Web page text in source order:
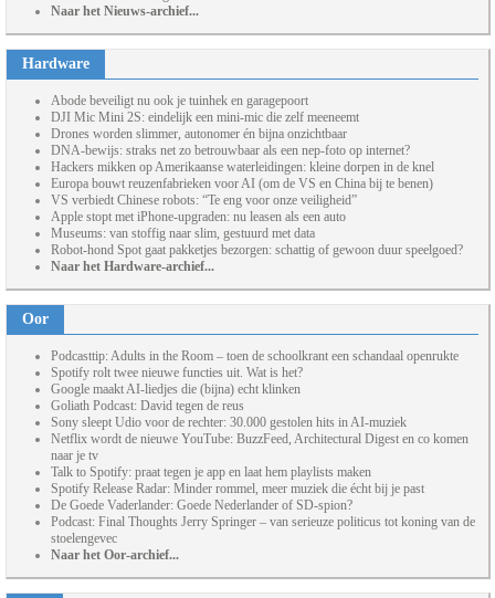
Naar het Nieuws-archief...
Hardware
Abode beveiligt nu ook je tuinhek en garagepoort
DJI Mic Mini 2S: eindelijk een mini-mic die zelf meeneemt
Drones worden slimmer, autonomer én bijna onzichtbaar
DNA-bewijs: straks net zo betrouwbaar als een nep-foto op internet?
Hackers mikken op Amerikaanse waterleidingen: kleine dorpen in de knel
Europa bouwt reuzenfabrieken voor AI (om de VS en China bij te benen)
VS verbiedt Chinese robots: “Te eng voor onze veiligheid”
Apple stopt met iPhone-upgraden: nu leasen als een auto
Museums: van stoffig naar slim, gestuurd met data
Robot-hond Spot gaat pakketjes bezorgen: schattig of gewoon duur speelgoed?
Naar het Hardware-archief...
Oor
Podcasttip: Adults in the Room – toen de schoolkrant een schandaal openrukte
Spotify rolt twee nieuwe functies uit. Wat is het?
Google maakt AI-liedjes die (bijna) echt klinken
Goliath Podcast: David tegen de reus
Sony sleept Udio voor de rechter: 30.000 gestolen hits in AI-muziek
Netflix wordt de nieuwe YouTube: BuzzFeed, Architectural Digest en co komen
naar je tv
Talk to Spotify: praat tegen je app en laat hem playlists maken
Spotify Release Radar: Minder rommel, meer muziek die écht bij je past
De Goede Vaderlander: Goede Nederlander of SD-spion?
Podcast: Final Thoughts Jerry Springer – van serieuze politicus tot koning van de
stoelengevec
Naar het Oor-archief...